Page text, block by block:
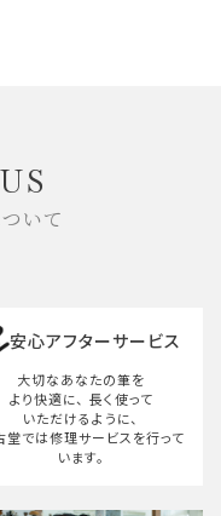
検索する
いて
安心アフターサービス
大切なあなたの筆を
より快適に、 長く使って
いただけるように、
堂では修理サービスを行って
います。